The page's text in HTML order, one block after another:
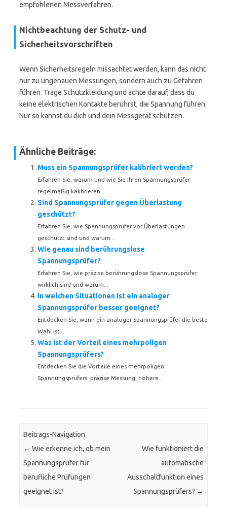
empfohlenen Messverfahren.
Nichtbeachtung der Schutz- und
Sicherheitsvorschriften
Wenn Sicherheitsregeln missachtet werden, kann das nicht
nur zu ungenauen Messungen, sondern auch zu Gefahren
führen. Trage Schutzkleidung und achte darauf, dass du
keine elektrischen Kontakte berührst, die Spannung führen.
Nur so kannst du dich und dein Messgerät schützen.
Ähnliche Beiträge:
Muss ein Spannungsprüfer kalibriert werden?
Erfahren Sie, warum und wie Sie Ihren Spannungsprüfer
regelmäßig kalibrieren...
Sind Spannungsprüfer gegen Überlastung
geschützt?
Erfahren Sie, wie Spannungsprüfer vor Überlastungen
geschützt sind und warum...
Wie genau sind berührungslose
Spannungsprüfer?
Erfahren Sie, wie präzise berührungslose Spannungsprüfer
wirklich sind und warum...
In welchen Situationen ist ein analoger
Spannungsprüfer besser geeignet?
Entdecken Sie, wann ein analoger Spannungsprüfer die beste
Wahl ist....
Was ist der Vorteil eines mehrpoligen
Spannungsprüfers?
Entdecken Sie die Vorteile eines mehrpoligen
Spannungsprüfers: präzise Messung, höhere...
Beitrags-Navigation
← Wie erkenne ich, ob mein
Spannungsprüfer für
berufliche Prüfungen
geeignet ist?
Wie funktioniert die
automatische
Ausschaltfunktion eines
Spannungsprüfers? →